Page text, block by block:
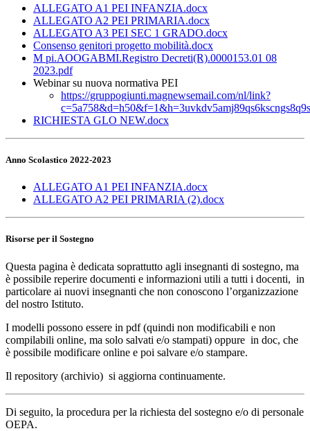
ALLEGATO A1 PEI INFANZIA.docx
ALLEGATO A2 PEI PRIMARIA.docx
ALLEGATO A3 PEI SEC 1 GRADO.docx
Consenso genitori progetto mobilità.docx
M pi.AOOGABMI.Registro Decreti(R).0000153.01 08
2023.pdf
Webinar su nuova normativa PEI
https://gruppogiunti.magnewsemail.com/nl/link?
RICHIESTA GLO NEW.docx
Anno Scolastico 2022-2023
ALLEGATO A1 PEI INFANZIA.docx
ALLEGATO A2 PEI PRIMARIA (2).docx
Risorse per il Sostegno
Questa pagina è dedicata soprattutto agli insegnanti di sostegno, ma
è possibile reperire documenti e informazioni utili a tutti i docenti, in
particolare ai nuovi insegnanti che non conoscono l’organizzazione
del nostro Istituto.
I modelli possono essere in pdf (quindi non modificabili e non
compilabili online, ma solo salvati e/o stampati) oppure in doc, che
è possibile modificare online e poi salvare e/o stampare.
Il repository (archivio) si aggiorna continuamente.
Di seguito, la procedura per la richiesta del sostegno e/o di personale
OEPA.